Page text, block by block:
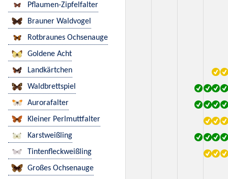
Pflaumen-Zipfelfalter
Brauner Waldvogel
Rotbraunes Ochsenauge
Goldene Acht
Landkärtchen
Waldbrettspiel
Aurorafalter
Kleiner Perlmuttfalter
Karstweißling
Tintenfleckweißling
Großes Ochsenauge